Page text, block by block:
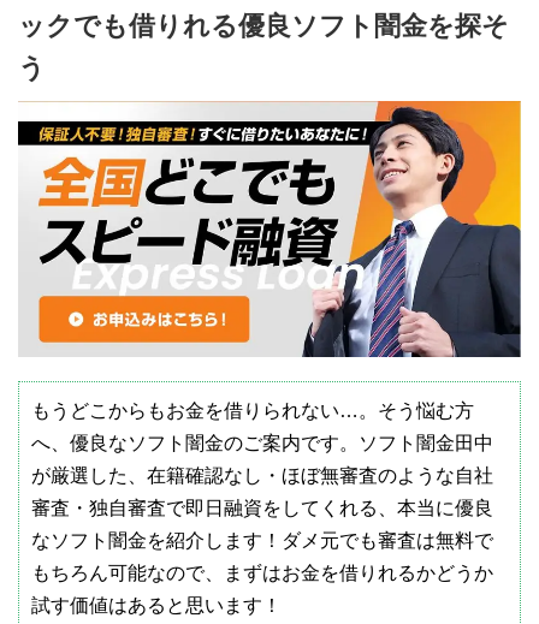
ックでも借りれる優良ソフト闇金を探そ
う
もうどこからもお金を借りられない…。そう悩む方
へ、優良なソフト闇金のご案内です。ソフト闇金田中
が厳選した、在籍確認なし・ほぼ無審査のような自社
審査・独自審査で即日融資をしてくれる、本当に優良
なソフト闇金を紹介します！ダメ元でも審査は無料で
もちろん可能なので、まずはお金を借りれるかどうか
試す価値はあると思います！